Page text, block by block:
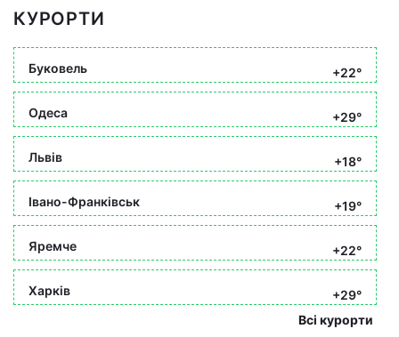
КУРОРТИ
Буковель +22°
Одеса +29°
Львів +18°
Івано-Франківськ +19°
Яремче +22°
Харків
+29°
Всі курорти